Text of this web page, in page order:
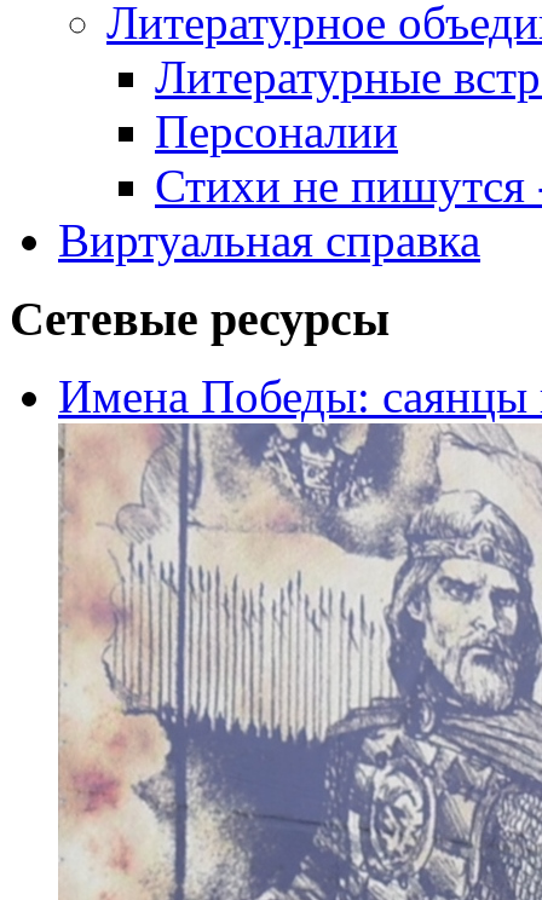
Литературное
Литературные
Персоналии
Стихи не пишутся
Виртуальная справка
Сетевые ресурсы
Имена Победы: саянцы